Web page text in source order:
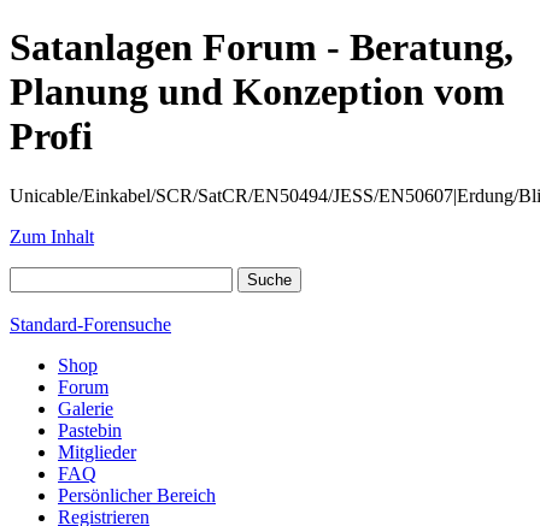
Satanlagen Forum - Beratung,
Planung und Konzeption vom
Profi
Unicable/Einkabel/SCR/SatCR/EN50494/JESS/EN50607|Erdung/
Zum Inhalt
Standard-Forensuche
Shop
Forum
Galerie
Pastebin
Mitglieder
FAQ
Persönlicher Bereich
Registrieren